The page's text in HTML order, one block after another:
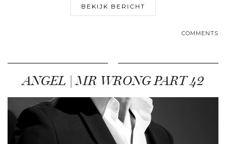
BEKIJK BERICHT
COMMENTS
ANGEL | MR WRONG PART 42